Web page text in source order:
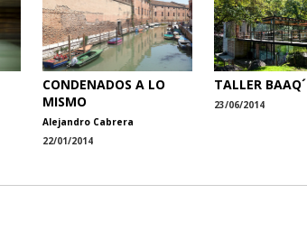
CONDENADOS A LO
MISMO
Alejandro Cabrera
22/01/2014
TALLER BAAQ´
23/06/2014